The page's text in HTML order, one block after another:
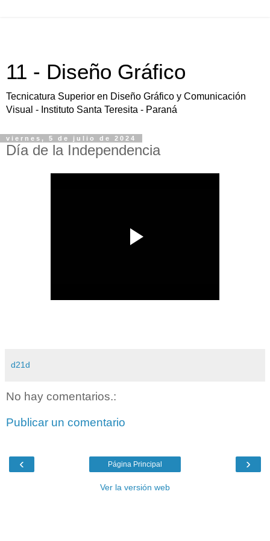
11 - Diseño Gráfico
Tecnicatura Superior en Diseño Gráfico y Comunicación
Visual - Instituto Santa Teresita - Paraná
viernes, 5 de julio de 2024
Día de la Independencia
d21d
No hay comentarios.:
Publicar un comentario
‹ ›
Página Principal
Ver la versión web